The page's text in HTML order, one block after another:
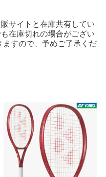
サイトと在庫共有してい
在庫切れの場合がござい
ますので、予めご了承くだ